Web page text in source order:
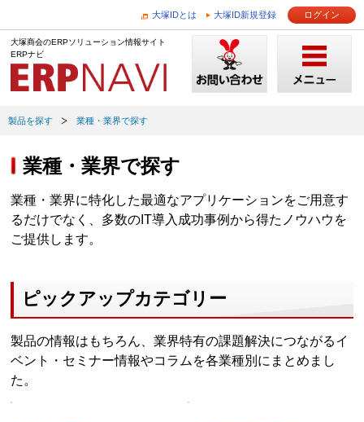
大塚IDとは 大塚ID新規登録 ログイン
大塚商会のERPソリューション情報サイト
ERPナビ
製品を探す 業種・業界で探す
業種・業界で探す
業種・業界に特化した最適なアプリケーションをご用意す
るだけでなく、多数のIT導入成功事例から得たノウハウを
ご提供します。
ピックアップカテゴリー
製品の情報はもちろん、業界特有の課題解決につながるイ
ベント・セミナー情報やコラムを各業種別にまとめまし
た。